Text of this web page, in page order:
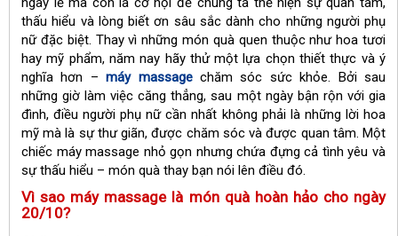
thấu hiểu và lòng biết ơn sâu sắc dành cho những người phụ
nữ đặc biệt. Thay vì những món quà quen thuộc như hoa tươi
hay mỹ phẩm, năm nay hãy thử một lựa chọn thiết thực và ý
nghĩa hơn –máy massagechăm sóc sức khỏe. Bởi sau
những giờ làm việc căng thẳng, sau một ngày bận rộn với gia
đình, điều người phụ nữ cần nhất không phải là những lời hoa
mỹ mà là sự thư giãn, được chăm sóc và được quan tâm. Một
chiếc máy massage nhỏ gọn nhưng chứa đựng cả tình yêu và
sự thấu hiểu – món quà thay bạn nói lên điều đó.
Vì sao máy massage là món quà hoàn hảo cho ngày
20/10?